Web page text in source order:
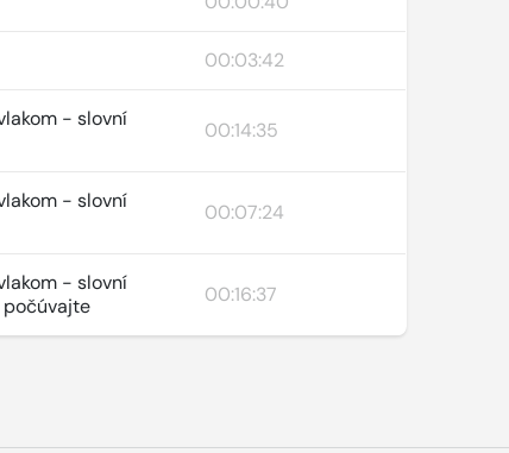
00:03:42
- slovní
00:14:35
- slovní
00:07:24
- slovní
00:16:37